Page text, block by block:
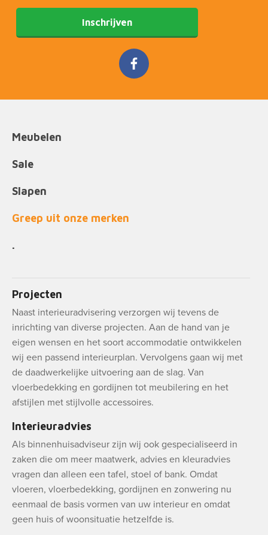
Inschrijven
Meubelen
Sale
Slapen
Greep uit onze merken
.
Projecten
Naast interieuradvisering verzorgen wij tevens de
inrichting van diverse projecten. Aan de hand van je
eigen wensen en het soort accommodatie ontwikkelen
wij een passend interieurplan. Vervolgens gaan wij met
de daadwerkelijke uitvoering aan de slag. Van
vloerbedekking en gordijnen tot meubilering en het
afstijlen met stijlvolle accessoires.
Interieuradvies
Als binnenhuisadviseur zijn wij ook gespecialiseerd in
zaken die om meer maatwerk, advies en kleuradvies
vragen dan alleen een tafel, stoel of bank. Omdat
vloeren, vloerbedekking, gordijnen en zonwering nu
eenmaal de basis vormen van uw interieur en omdat
geen huis of woonsituatie hetzelfde is.